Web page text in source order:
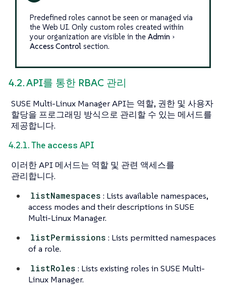
Predefined roles cannot be seen or managed via
the Web UI. Only custom roles created within
your organization are visible in the Admin
Access Controlsection.
4.2. API를 통한 RBAC 관리
SUSE Multi-Linux Manager API는 역할, 권한 및 사용자
할당을 프로그래밍 방식으로 관리할 수 있는 메서드를
제공합니다.
4.2.1. The access API
이러한 API 메서드는 역할 및 관련 액세스를
관리합니다.
listNamespaces : Lists available namespaces,
access modes and their descriptions in SUSE
Multi-Linux Manager.
listPermissions : Lists permitted namespaces
of a role.
listRoles : Lists existing roles in SUSE Multi-
Linux Manager.